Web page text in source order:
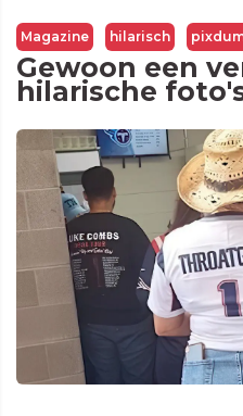
Magazine hilarisch
Gewoon een
hilarische